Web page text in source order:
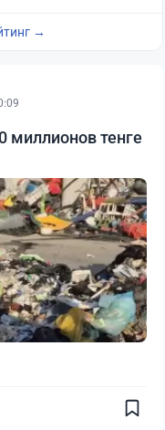
→
миллионов тенге